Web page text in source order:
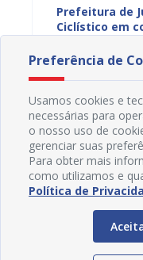
Prefeitura de
Ciclístico em
07/08/2026
Preferência de
Usamos cookies e
necessárias para
o nosso uso de
gerenciar suas
Para obter mais
como utilizamos e
Política de